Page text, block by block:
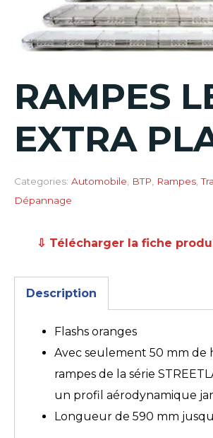
RAMPES
EXTRA
Categories: Automobile BTP Rampes ,
Dépannage
⇩ Télécharger la fiche
Description
Flashs oranges
Avec seulement 50 mm de
rampes de la série
un profil aérodynamique
Longueur de 590 mm